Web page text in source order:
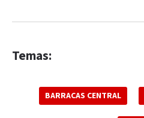
Temas:
BARRACAS CENTRAL